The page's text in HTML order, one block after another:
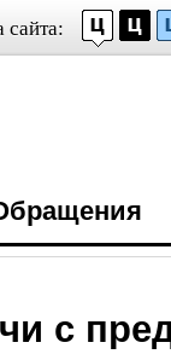
сайта:
с